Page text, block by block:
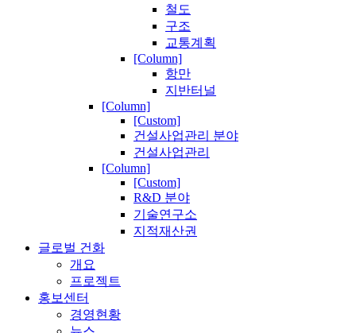
철도
구조
교통계획
[Column]
항만
지반터널
[Column]
[Custom]
건설사업관리 분야
건설사업관리
[Column]
[Custom]
R&D 분야
기술연구소
지적재산권
글로벌 건화
개요
프로젝트
홍보센터
경영현황